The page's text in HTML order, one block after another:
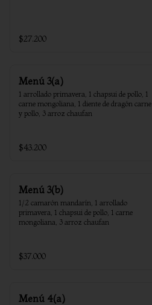
$27.200
Menú 3(a)
1 arrollado primavera, 1 chapsui de pollo, 1
carne mongoliana, 1 diente de dragón carne
y pollo, 3 arroz chaufan
$43.200
Menú 3(b)
1/2 camarón mandarín, 1 arrollado
primavera, 1 chapsui de pollo, 1 carne
mongoliana, 3 arroz chaufan
$37.000
Menú 4(a)